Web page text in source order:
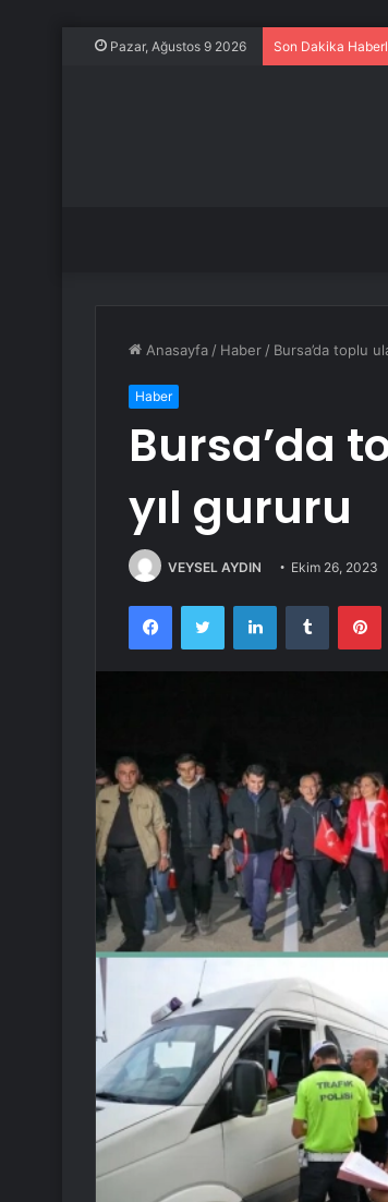
Pazar, Ağustos 9 2026 Son Dakika
Anasayfa / Haber / Bursa’da toplu
Haber
Bursa’da
yıl gururu
VEYSEL AYDIN Ekim 26, 2023
FacebookTwitter LinkedInTumblr